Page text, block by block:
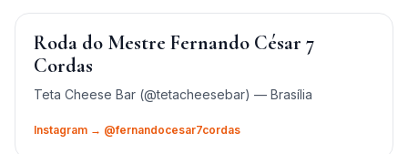
Roda do Mestre Fernando César 7
Cordas
Teta Cheese Bar (@tetacheesebar) — Brasília
Instagram → @fernandocesar7cordas